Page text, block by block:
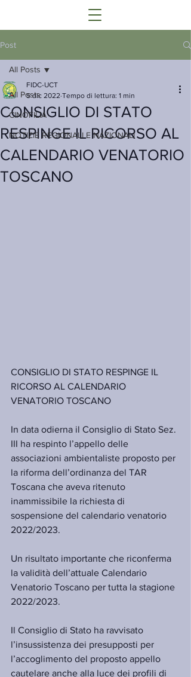
Post
All Posts
CINOFILIA
NOTIZIE REGIONALI E NAZIONALI
All Posts
CONSIGLIO DI STATO
RESPINGE IL RICORSO AL
CALENDARIO VENATORIO
TOSCANO
FIDC-UCT
5 dic 2022 Tempo di lettura: 1 min
CONSIGLIO DI STATO RESPINGE IL
RICORSO AL CALENDARIO
VENATORIO TOSCANO
In data odierna il Consiglio di Stato Sez.
III ha respinto l’appello delle
associazioni ambientaliste proposto per
la riforma dell’ordinanza del TAR
Toscana che aveva ritenuto
inammissibile la richiesta di
sospensione del calendario venatorio
2022/2023.
Un risultato importante che riconferma
la validità dell’attuale Calendario
Venatorio Toscano per tutta la stagione
2022/2023.
Il Consiglio di Stato ha ravvisato
l’insussistenza dei presupposti per
l’accoglimento del proposto appello
cautelare anche alla luce dei profili di